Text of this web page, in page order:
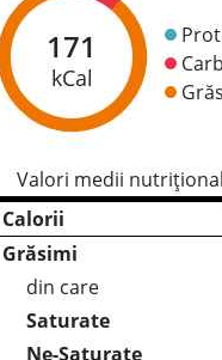
171
kCal
Valori medii
Calorii
Grăsimi
din care
Saturate
Ne-Saturate